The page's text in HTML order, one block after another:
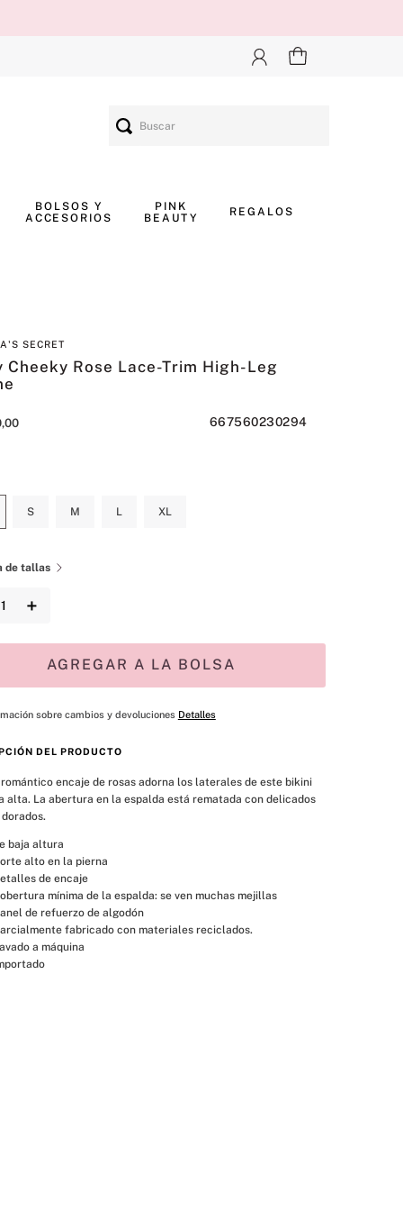
BOLSOS Y
ACCESORIOS
PINK
BEAUTY
REGALOS
SECRET
Cheeky Rose Lace-Trim High-Leg
,00 667560230294
S M L XL
de tallas
＋
AGREGAR A LA BOLSA
sobre cambios y devoluciones Detalles
DEL PRODUCTO
encaje de rosas adorna los laterales de este bikini
alta. La abertura en la espalda está rematada con delicados
baja altura
alto en la pierna
de encaje
mínima de la espalda: se ven muchas mejillas
de refuerzo de algodón
fabricado con materiales reciclados.
a máquina